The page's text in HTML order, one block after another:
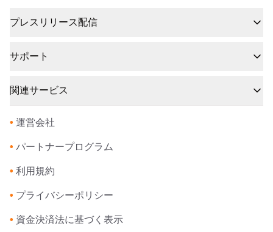
プレスリリース配信
サポート
関連サービス
• 運営会社
• パートナープログラム
• 利用規約
• プライバシーポリシー
• 資金決済法に基づく表示